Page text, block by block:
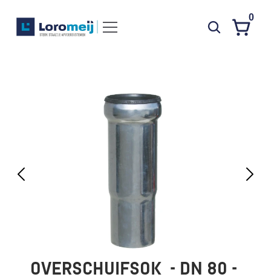
FAQ
0
OVERSCHUIFSOK  - DN 80 -